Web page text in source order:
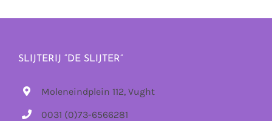
SLIJTERIJ “DE SLIJTER”
Moleneindplein 112, Vught
0031 (0)73-6566281